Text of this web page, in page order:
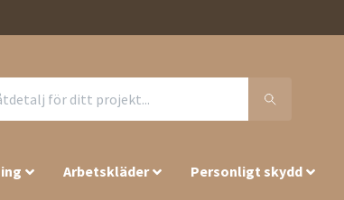
Arbetskläder Personligt skydd